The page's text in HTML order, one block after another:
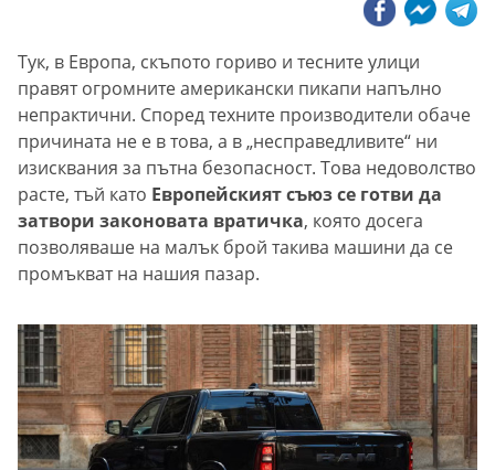
Тук, в Европа, скъпото гориво и тесните улици
правят огромните американски пикапи напълно
непрактични. Според техните производители обаче
причината не е в това, а в „несправедливите“ ни
изисквания за пътна безопасност. Това недоволство
расте, тъй като Европейският съюз се готви да
затвори законовата вратичка, която досега
позволяваше на малък брой такива машини да се
промъкват на нашия пазар.